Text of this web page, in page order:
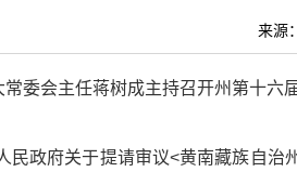
来源
委会主任蒋树成主持召开州第十
民政府关于提请审议<黄南藏族自